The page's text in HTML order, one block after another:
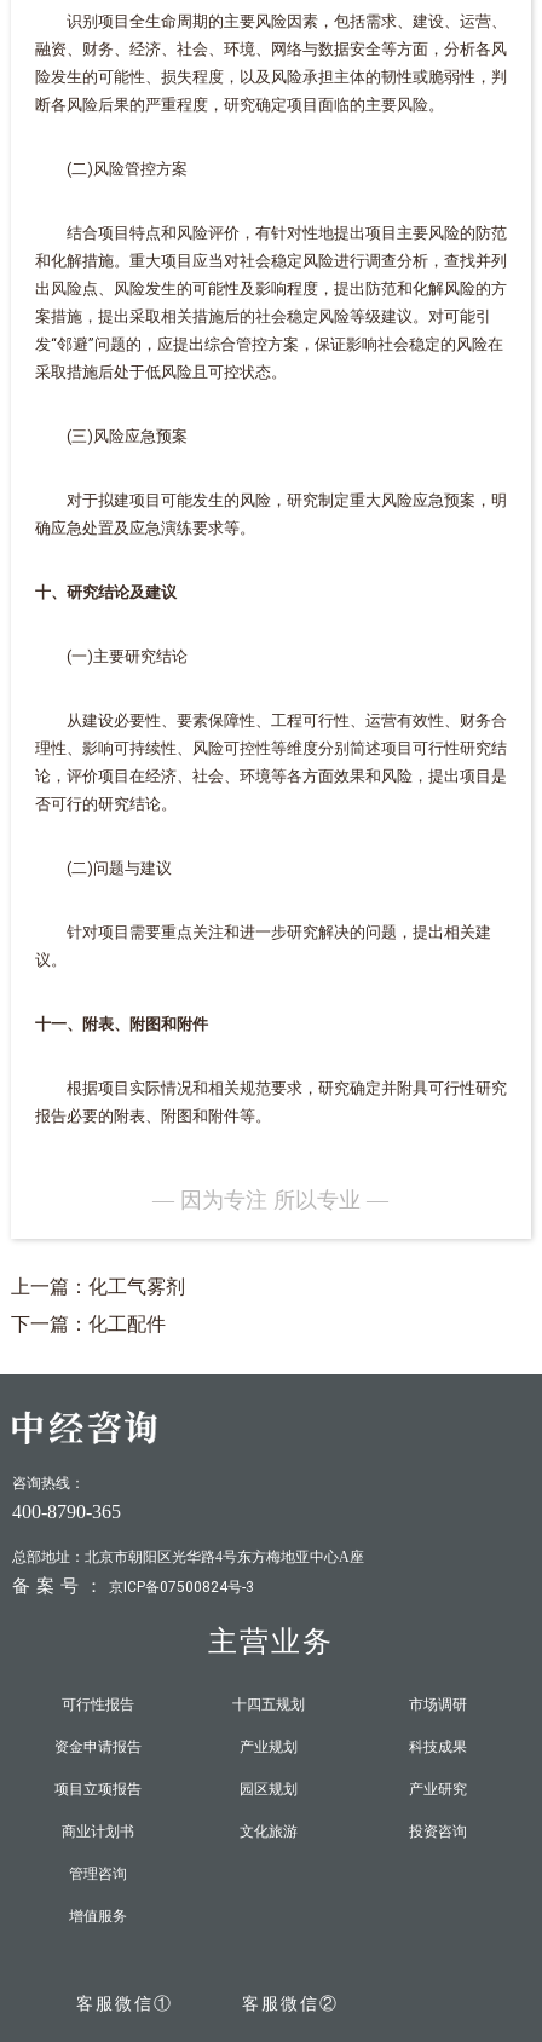
识别项目全生命周期的主要风险因素，包括需求、建设、运营、
融资、财务、经济、社会、环境、网络与数据安全等方面，分析各风
险发生的可能性、损失程度，以及风险承担主体的韧性或脆弱性，判
断各风险后果的严重程度，研究确定项目面临的主要风险。
(二)风险管控方案
结合项目特点和风险评价，有针对性地提出项目主要风险的防范
和化解措施。重大项目应当对社会稳定风险进行调查分析，查找并列
出风险点、风险发生的可能性及影响程度，提出防范和化解风险的方
案措施，提出采取相关措施后的社会稳定风险等级建议。对可能引
发“邻避”问题的，应提出综合管控方案，保证影响社会稳定的风险在
采取措施后处于低风险且可控状态。
(三)风险应急预案
对于拟建项目可能发生的风险，研究制定重大风险应急预案，明
确应急处置及应急演练要求等。
十、研究结论及建议
(一)主要研究结论
从建设必要性、要素保障性、工程可行性、运营有效性、财务合
理性、影响可持续性、风险可控性等维度分别简述项目可行性研究结
论，评价项目在经济、社会、环境等各方面效果和风险，提出项目是
否可行的研究结论。
(二)问题与建议
针对项目需要重点关注和进一步研究解决的问题，提出相关建
议。
十一、附表、附图和附件
根据项目实际情况和相关规范要求，研究确定并附具可行性研究
报告必要的附表、附图和附件等。
— 因为专注 所以专业 —
上一篇：化工气雾剂
下一篇：化工配件
咨询热线：
400-8790-365
总部地址：北京市朝阳区光华路4号东方梅地亚中心A座
备案号： 京ICP备07500824号-3
主营业务
可行性报告
资金申请报告
项目立项报告
商业计划书
十四五规划
产业规划
园区规划
文化旅游
市场调研
科技成果
产业研究
投资咨询
管理咨询
增值服务
客服微信① 客服微信②